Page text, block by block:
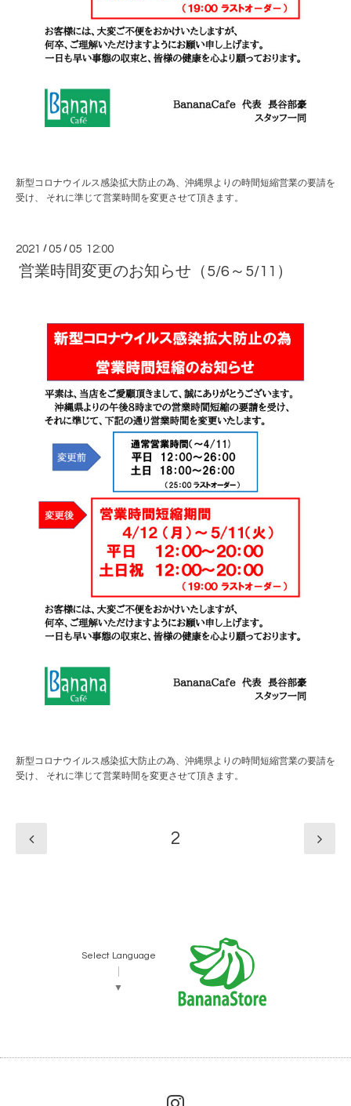
新型コロナウイルス感染拡大防止の為、沖縄県よりの時間短縮営業の要請を
受け、 それに準じて営業時間を変更させて頂きます。
2021 /05 /05 12:00
営業時間変更のお知らせ（5/6～5/11）
新型コロナウイルス感染拡大防止の為、沖縄県よりの時間短縮営業の要請を
受け、 それに準じて営業時間を変更させて頂きます。
2
Select Language
▼